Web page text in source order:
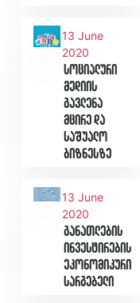
13 June
2020
სოციალური
მედიის
გავლენა
მცირე და
საშუალო
ბიზნესზე
13 June
2020
განათლების
ინვესტირების
ეკონომიკური
სარგებელი